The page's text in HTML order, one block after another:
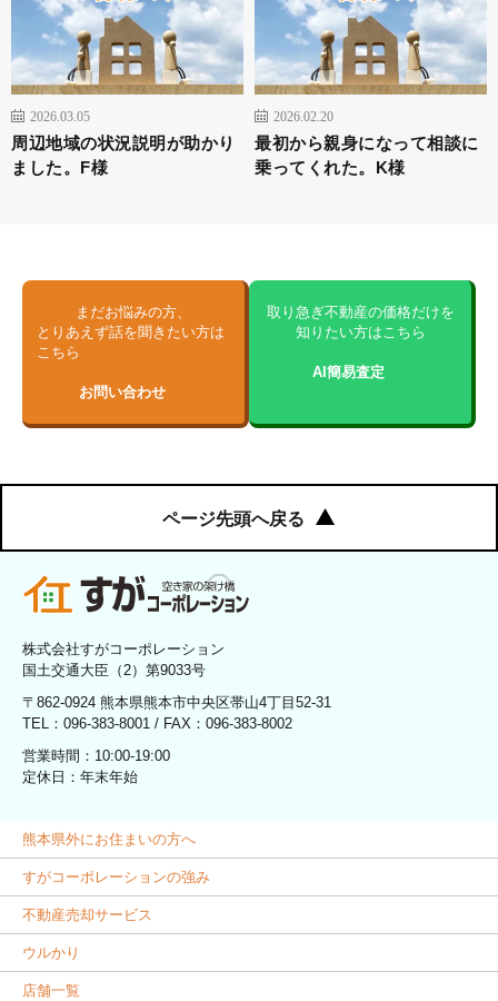
2026.03.05
周辺地域の状況説明が助かり
ました。F様
2026.02.20
最初から親身になって相談に
乗ってくれた。K様
まだお悩みの方、
とりあえず話を聞きたい方は
こちら
お問い合わせ
取り急ぎ不動産の価格だけを
知りたい方はこちら
AI簡易査定
ページ先頭へ戻る
株式会社すがコーポレーション
国土交通大臣（2）第9033号
〒862-0924 熊本県熊本市中央区帯山4丁目52-31
TEL：096-383-8001 / FAX：096-383-8002
営業時間：10:00-19:00
定休日：年末年始
熊本県外にお住まいの方へ
すがコーポレーションの強み
不動産売却サービス
ウルかり
店舗一覧